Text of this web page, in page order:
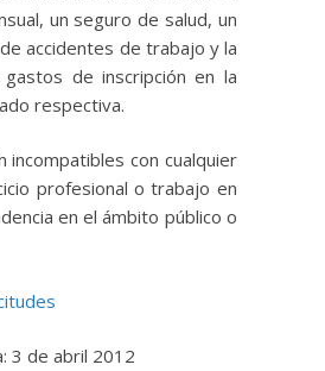
un seguro de salud, un
accidentes de trabajo y la
de inscripción en la
respectiva.
incompatibles con cualquier
profesional o trabajo en
en el ámbito público o
3 de abril 2012